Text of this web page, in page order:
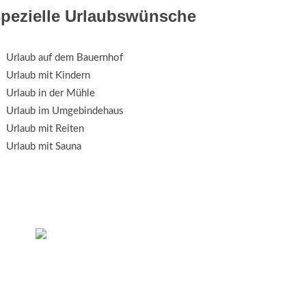
Urlaubswünsche
Urlaub auf dem Bauernhof
Urlaub mit Kindern
Urlaub in der Mühle
Urlaub im Umgebindehaus
Urlaub mit Reiten
Urlaub mit Sauna